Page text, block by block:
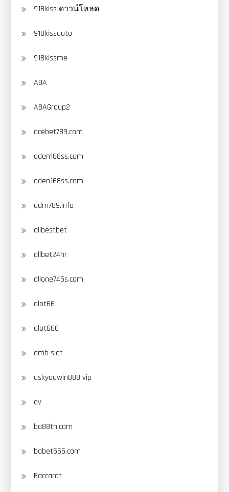
918kiss ดาวน์โหลด
918kissauto
918kissme
ABA
ABAGroup2
acebet789.com
aden168ss.com
aden168ss.com
adm789.info
allbestbet
allbet24hr
allone745s.com
alot66
alot666
amb slot
askyouwin888 vip
av
ba88th.com
babet555.com
Baccarat